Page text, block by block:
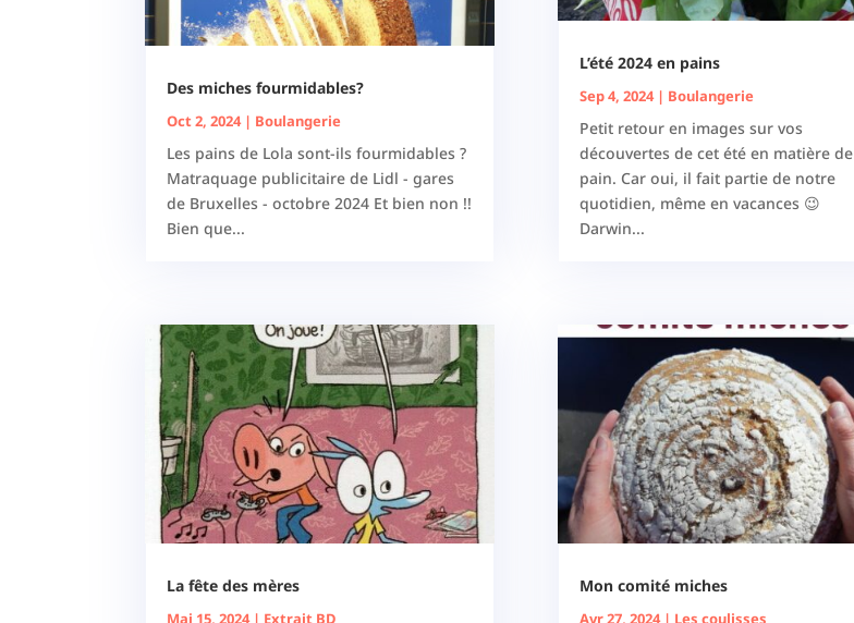
Des miches fourmidables?
Oct 2, 2024| Boulangerie
Les pains de Lola sont-ils fourmidables ?
Matraquage publicitaire de Lidl - gares
de Bruxelles - octobre 2024 Et bien non !!
Bien que...
La fête des mères
Mai 15, 2024| Extrait BD
L’été 2024 en pains
Sep 4, 2024| Boulangerie
Petit retour en images sur vos
découvertes de cet été en matière de
pain. Car oui, il fait partie de notre
quotidien, même en vacances 😉
Darwin...
Mon comité miches
Avr 27, 2024| Les coulisses